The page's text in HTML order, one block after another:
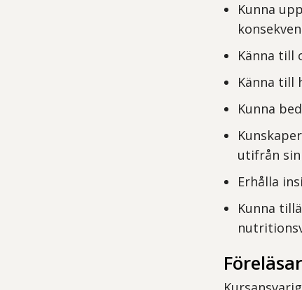
Kunna
Känna till
Känna till
Kunna
utifrån
Erhålla
Kunna